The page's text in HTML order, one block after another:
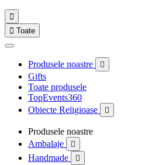

 Toate
Produsele noastre 
Gifts
Toate produsele
TopEvents360
Obiecte Religioase

Produsele noastre
Ambalaje

Handmade 